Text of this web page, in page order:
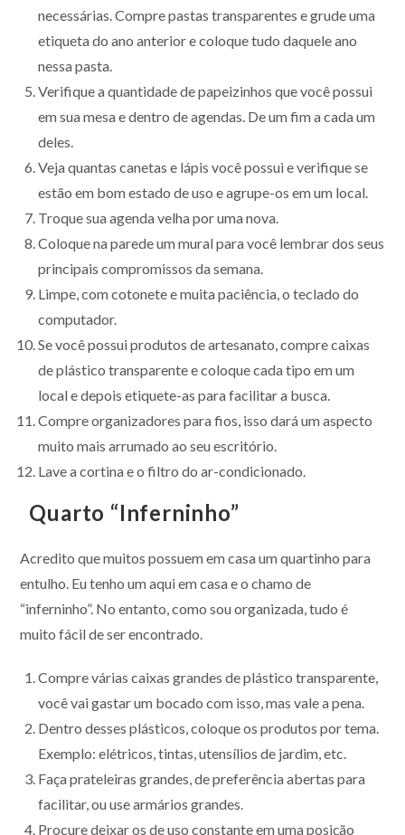
necessárias. Compre pastas transparentes e grude uma
etiqueta do ano anterior e coloque tudo daquele ano
nessa pasta.
Verifique a quantidade de papeizinhos que você possui
em sua mesa e dentro de agendas. De um fim a cada um
deles.
Veja quantas canetas e lápis você possui e verifique se
estão em bom estado de uso e agrupe-os em um local.
Troque sua agenda velha por uma nova.
Coloque na parede um mural para você lembrar dos seus
principais compromissos da semana.
Limpe, com cotonete e muita paciência, o teclado do
computador.
Se você possui produtos de artesanato, compre caixas
de plástico transparente e coloque cada tipo em um
local e depois etiquete-as para facilitar a busca.
Compre organizadores para fios, isso dará um aspecto
muito mais arrumado ao seu escritório.
Lave a cortina e o filtro do ar-condicionado.
Quarto “Inferninho”
Acredito que muitos possuem em casa um quartinho para
entulho. Eu tenho um aqui em casa e o chamo de
“inferninho”. No entanto, como sou organizada, tudo é
muito fácil de ser encontrado.
Compre várias caixas grandes de plástico transparente,
você vai gastar um bocado com isso, mas vale a pena.
Dentro desses plásticos, coloque os produtos por tema.
Exemplo: elétricos, tintas, utensílios de jardim, etc.
Faça prateleiras grandes, de preferência abertas para
facilitar, ou use armários grandes.
Procure deixar os de uso constante em uma posição